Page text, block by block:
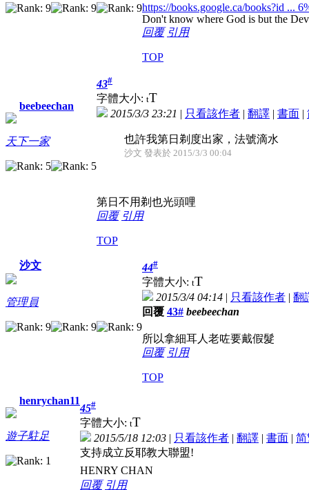
https://books.google.ca/books?id ...
Don't know where God is but the
回覆 引用
TOP
beebeechan
天下一家
43#
字體大小: tT
2015/3/3 23:21 | 只看該作者 | 翻譯 | 書面 |
也許我第日剃度出家，法號滴水
沙文 發表於 2015/3/3 00:04
第日不用剃也光頭哩
回覆 引用
TOP
沙文
管理員
44#
字體大小: tT
2015/3/4 04:14 | 只看該作者 | 翻
回覆 43# beebeechan
所以拿細耳人老咗要戴假髮
回覆 引用
TOP
henrychan11
遊子駐足
45#
字體大小: tT
2015/5/18 12:03 | 只看該作者 | 翻譯 | 書面 | 简
支持成立反耶教大聯盟!
HENRY CHAN
回覆 引用